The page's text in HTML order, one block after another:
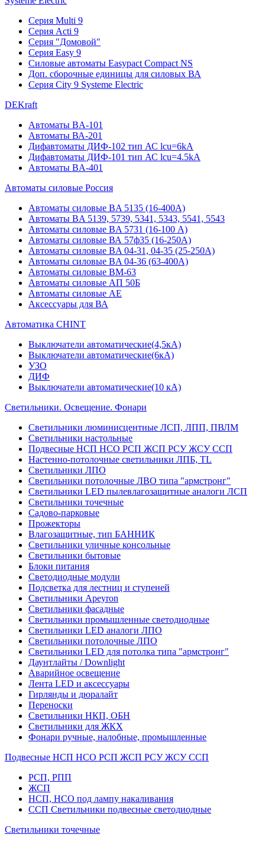
Серия Multi 9
Серия Acti 9
Серия "Домовой"
Серия Easy 9
Силовые автоматы Easypact Compact NS
Доп. сборочные единицы для силовых ВА
Серия City 9 Systeme Electric
DEKraft
Автоматы BA-101
Автоматы ВА-201
Дифавтоматы ДИФ-102 тип АС lcu=6kA
Дифавтоматы ДИФ-101 тип АС lcu=4.5kA
Автоматы BA-401
Автоматы силовые Россия
Автоматы силовые BA 5135 (16-400А)
Автоматы BA 5139, 5739, 5341, 5343, 5541, 5543
Автоматы силовые BA 5731 (16-100 А)
Автоматы силовые ВА 57ф35 (16-250А)
Автоматы силовые BA 04-31, 04-35 (25-250А)
Автоматы силовые BA 04-36 (63-400А)
Автоматы силовые ВМ-63
Автоматы силовые АП 50Б
Автоматы силовые АЕ
Аксессуары для ВА
Автоматика CHINT
Выключатели автоматические(4,5кА)
Выключатели автоматические(6кА)
УЗО
ДИФ
Выключатели автоматические(10 кА)
Светильники. Освещение. Фонари
Светильники люминисцентные ЛСП, ЛПП, ПВЛМ
Светильники настольные
Подвесные НСП НСО РСП ЖСП РСУ ЖСУ ССП
Настенно-потолочные светильники ЛПБ, TL
Светильники ЛПО
Светильники потолочные ЛВО типа "армстронг"
Светильники LED пылевлагозащитные аналоги ЛСП
Светильники точечные
Садово-парковые
Прожекторы
Влагозащитные, тип БАННИК
Светильники уличные консольные
Светильники бытовые
Блоки питания
Светодиодные модули
Подсветка для лестниц и ступеней
Светильники Apeyron
Светильники фасадные
Светильники промышленные светодиодные
Светильники LED аналоги ЛПО
Светильники потолочные ЛПО
Светильники LED для потолка типа "армстронг"
Даунтлайты / Downlight
Аварийное освещение
Лента LED и аксессуары
Гирлянды и дюралайт
Переноски
Светильники НКП, ОБН
Светильники для ЖКХ
Фонари ручные, налобные, промышленные
Подвесные НСП НСО РСП ЖСП РСУ ЖСУ ССП
РСП, РПП
ЖСП
НСП, НСО под лампу накаливания
ССП Светильники подвесные светодиодные
Светильники точечные